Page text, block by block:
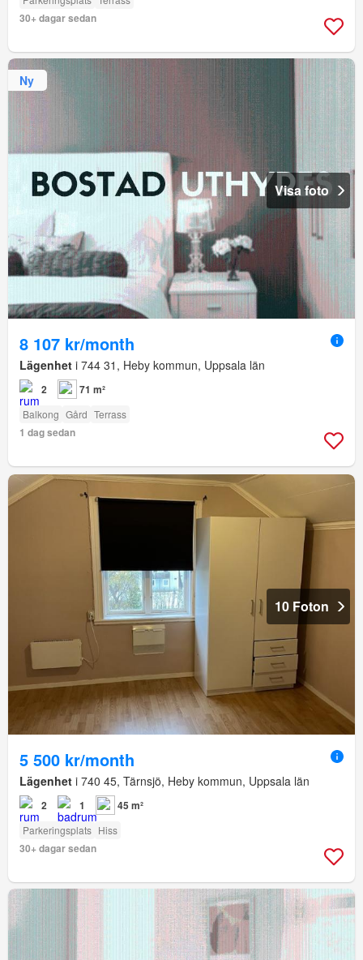
30+ dagar sedan
Ny
Visa foto
8 107 kr/month
Lägenhet i 744 31, Heby kommun, Uppsala län
2 71 m²
Balkong Gård Terrass
1 dag sedan
10 Foton
5 500 kr/month
Lägenhet i 740 45, Tärnsjö, Heby kommun, Uppsala län
2 1 45 m²
Parkeringsplats Hiss
30+ dagar sedan